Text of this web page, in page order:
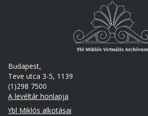
Budapest,
Teve utca 3-5, 1139
(1)298 7500
A levéltár honlapja
Footer
Ybl Miklós alkotásai